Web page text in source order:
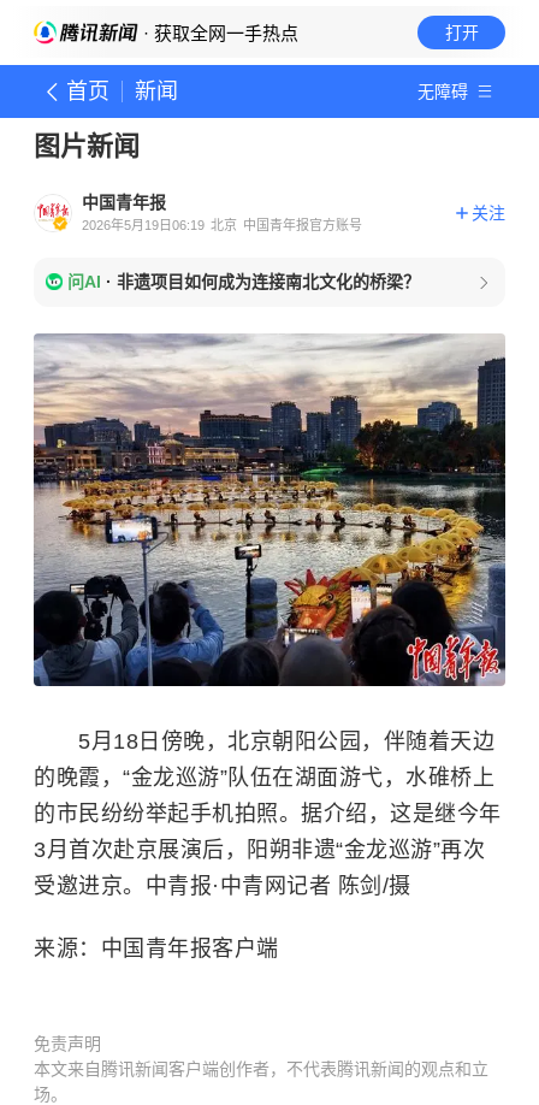
· 获取全网一手热点 打开
首页 新闻 无障碍
图片新闻
中国青年报
2026年5月19日06:19 北京 中国青年报官方账号
关注
问AI · 非遗项目如何成为连接南北文化的桥梁？
5月18日傍晚，北京朝阳公园，伴随着天边
的晚霞，“金龙巡游”队伍在湖面游弋，水碓桥上
的市民纷纷举起手机拍照。据介绍，这是继今年
3月首次赴京展演后，阳朔非遗“金龙巡游”再次
受邀进京。中青报·中青网记者 陈剑/摄
来源：中国青年报客户端
免责声明
本文来自腾讯新闻客户端创作者，不代表腾讯新闻的观点和立
场。